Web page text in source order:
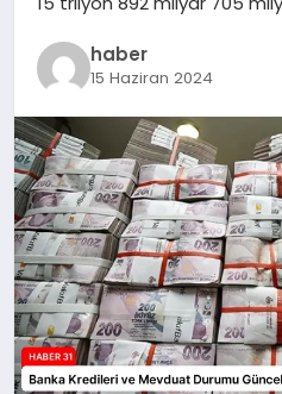
TEKNOLOJI
haber
15 Haziran 2024